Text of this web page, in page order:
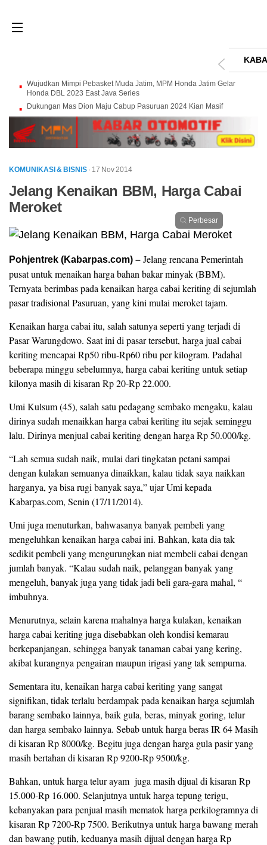
Wujudkan Mimpi Pebasket Muda Jatim, MPM Honda Jatim Gelar
Honda DBL 2023 East Java Series
Dukungan Mas Dion Maju Cabup Pasuruan 2024 Kian Masif
KOMUNIKASI & BISNIS · 17 Nov 2014
Jelang Kenaikan BBM, Harga Cabai
Meroket
Perbesar
Pohjentrek (Kabarpas.com) – Jelang rencana Pemerintah
pusat untuk menaikan harga bahan bakar minyak (BBM).
Ternyata berimbas pada kenaikan harga cabai keriting di sejumlah
pasar tradisional Pasuruan, yang kini mulai meroket tajam.
Kenaikan harga cabai itu, salah satunya seperti yang terjadi di
Pasar Warungdowo. Saat ini di pasar tersebut, harga jual cabai
keriting mencapai Rp50 ribu-Rp60 ribu per kilogram. Padahal
beberapa minggu sebelumnya, harga cabai keriting untuk setiap
kilonya masih di kisaran Rp 20-Rp 22.000.
Umi Kulsum (45), salah satu pedagang sembako mengaku, kalau
dirinya sudah menaikkan harga cabai keriting itu sejak seminggu
lalu. Dirinya menjual cabai keriting dengan harga Rp 50.000/kg.
“Lah semua sudah naik, mulai dari tingkatan petani sampai
dengan kulakan semuanya dinaikkan, kalau tidak saya naikkan
harganya, ya bisa rugi banyak saya,” ujar Umi kepada
Kabarpas.com, Senin (17/11/2014).
Umi juga menuturkan, bahwasanya banyak pembeli yang
mengeluhkan kenaikan harga cabai ini. Bahkan, kata dia tak
sedikit pembeli yang mengurungkan niat membeli cabai dengan
jumlah banyak. “Kalau sudah naik, pelanggan banyak yang
mengeluh, banyak juga yang tidak jadi beli gara-gara mahal, “
imbuhnya.
Menurutnya, selain karena mahalnya harga kulakan, kenaikan
harga cabai keriting juga disebabkan oleh kondisi kemarau
berkepanjangan, sehingga banyak tanaman cabai yang kering,
akibat kurangnya pengairan maupun irigasi yang tak sempurna.
Sementara itu, kenaikan harga cabai keriting yang sangat
signifikan, tidak terlalu berdampak pada kenaikan harga sejumlah
barang sembako lainnya, baik gula, beras, minyak goring, telur
dan harga sembako lainnya. Sebab untuk harga beras IR 64 Masih
di kisaran Rp 8000/kg. Begitu juga dengan harga gula pasir yang
masih bertahan di kisaran Rp 9200-Rp 9500/kg.
Bahkan, untuk harga telur ayam juga masih dijual di kisaran Rp
15.000-Rp 16.000. Selanjutnya untuk harga tepung terigu,
kebanyakan para penjual masih mematok harga perkilogramnya di
kisaran Rp 7200-Rp 7500. Berikutnya untuk harga bawang merah
dan bawang putih, keduanya masih dijual dengan harga Rp